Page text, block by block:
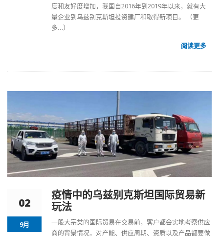
度和友好度增加，我国自2016年到2019年以来，就有大
量企业到乌兹别克斯坦投资建厂和取得新项目。
（更
多…）
阅读更多
02
9月
疫情中的乌兹别克斯坦国际贸易新
玩法
一般大宗类的国际贸易在交易前，客户都会实地考察供应
商的背景情况，对产能、供应周期、资质以及产品都要做